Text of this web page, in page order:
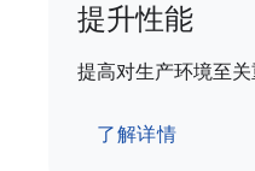
提升性能
提高对生产环境至关
了解详情